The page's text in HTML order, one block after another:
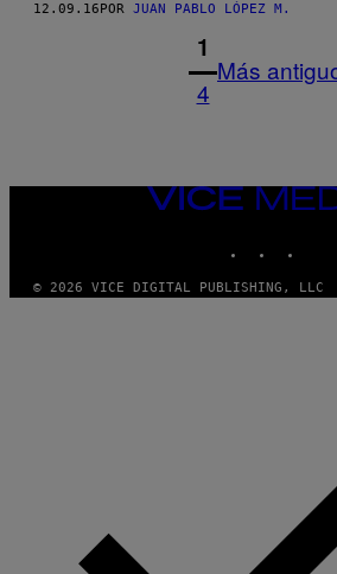
12.09.16 POR JUAN PABLO LÓPEZ M.
1
4
Más
VICE
© 2026 VICE DIGITAL PUBLISHING, LLC